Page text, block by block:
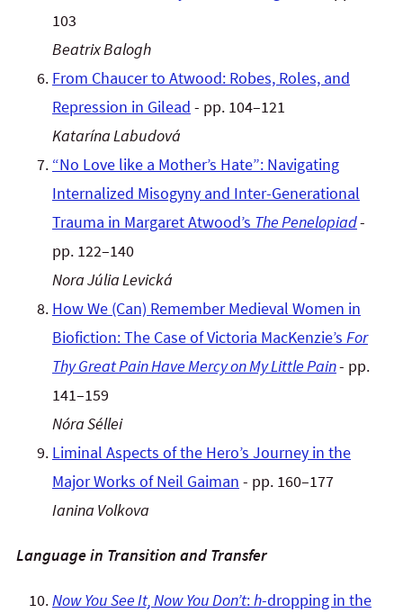
103
Beatrix Balogh
From Chaucer to Atwood: Robes, Roles, and
Repression in Gilead - pp. 104–121
Katarína Labudová
“No Love like a Mother’s Hate”: Navigating
Internalized Misogyny and Inter-Generational
Trauma in Margaret Atwood’s The Penelopiad-
pp. 122–140
Nora Júlia Levická
How We (Can) Remember Medieval Women in
Biofiction: The Case of Victoria MacKenzie’s For
Thy Great Pain Have Mercy on My Little Pain- pp.
141–159
Nóra Séllei
Liminal Aspects of the Hero’s Journey in the
Major Works of Neil Gaiman - pp. 160–177
Ianina Volkova
Language in Transition and Transfer
Now You See It, Now You Don’t:h-dropping in the